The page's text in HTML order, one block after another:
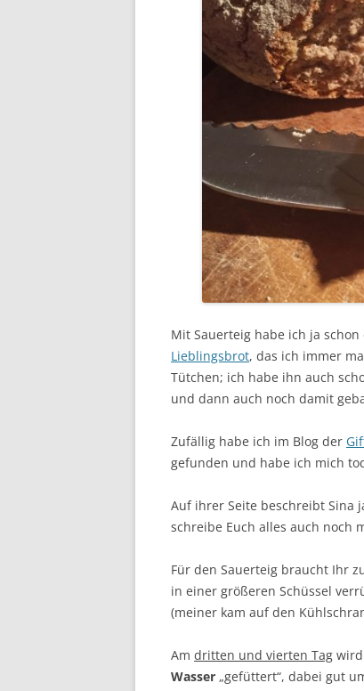
Mit Sauerteig habe ich ja
Lieblingsbrot, das ich immer
Tütchen; ich habe ihn auch
und dann auch noch damit
Zufällig habe ich im Blog der
gefunden und habe ich mich
Auf ihrer Seite beschreibt Sina
schreibe Euch alles auch noch
Für den Sauerteig braucht Ihr
in einer größeren Schüssel
(meiner kam auf den
Am dritten und vierten Tag
Wasser „gefüttert“, dabei gut